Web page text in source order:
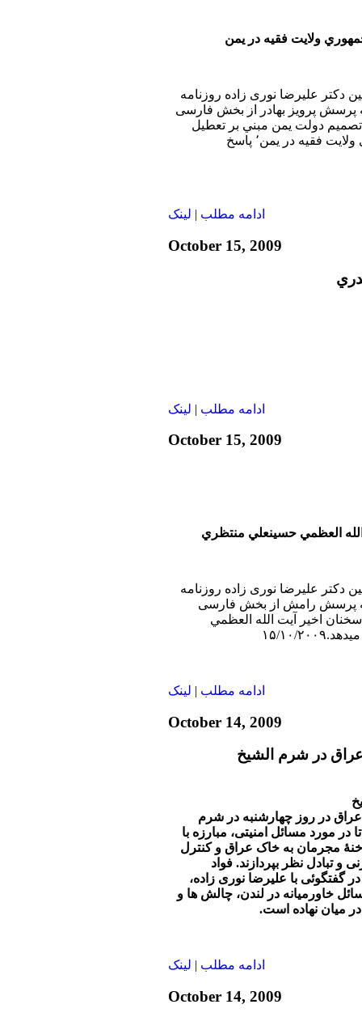
ولايت فقيه در يمن
دکتر عليرضا نوری زاده روزنامه
پرسش پرويز بهادر از بخش فارسی
تصميم دولت يمن مبني بر تعطيل
كردن بيمارستان جمهوري ولايت فقيه در يمن٬ پاسخ
ادامه مطلب لينک
October 15, 2009
ادامه مطلب | لينک
October 15, 2009
العظمي حسينعلي منتظري
دکتر عليرضا نوری زاده روزنامه
به پرسش رامش از بخش فارسی
اخير آيت الله العظمي
ادامه مطلب | لينک
October 14, 2009
در شرم الشیخ
در روز چهارشنبه در شرم
در مورد مسائل امنیتی، مبارزه با
مجرمان به خاک عراق و کنترل
و تبادل نظر بپردازند. فواد
گفتگوئی با علیرضا نوری زاده،
خاورمیانه در لندن، چالش ها و
در میان نهاده است.
ادامه مطلب | لينک
October 14, 2009